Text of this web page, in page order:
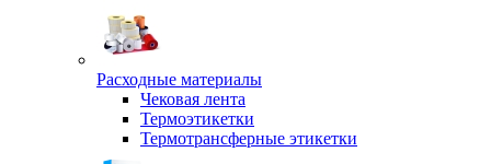
Расходные материалы
Чековая лента
Термоэтикетки
Термотрансферные этикетки